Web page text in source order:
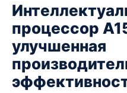
процессор
улучшенная